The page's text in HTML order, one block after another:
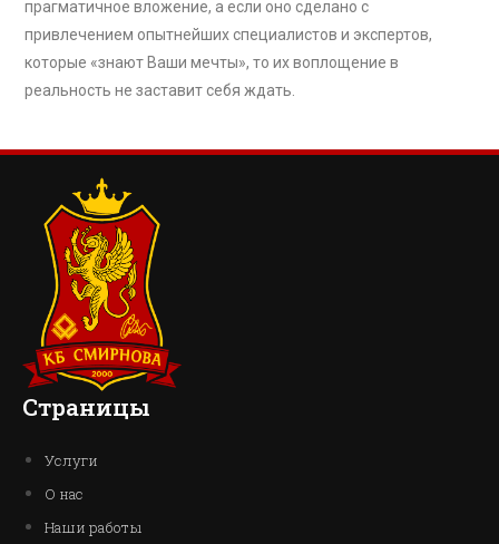
прагматичное вложение, а если оно сделано с
привлечением опытнейших специалистов и экспертов,
которые «знают Ваши мечты», то их воплощение в
реальность не заставит себя ждать.
Страницы
Услуги
О нас
Наши работы